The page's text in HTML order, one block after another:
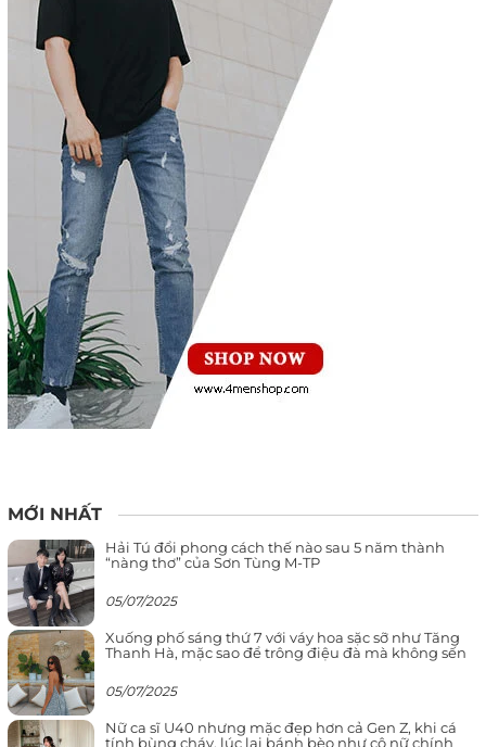
MỚI NHẤT
Hải Tú đổi phong cách thế nào sau 5 năm thành
“nàng thơ” của Sơn Tùng M-TP
05/07/2025
Xuống phố sáng thứ 7 với váy hoa sặc sỡ như Tăng
Thanh Hà, mặc sao để trông điệu đà mà không sến
05/07/2025
Nữ ca sĩ U40 nhưng mặc đẹp hơn cả Gen Z, khi cá
tính bùng cháy, lúc lại bánh bèo như cô nữ chính